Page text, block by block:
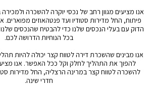
אנו מציעים מגוון רחב של נכסי יוקרה להשכרה ולמכירה
פיתוח, החל מדירות סטודיו ועד פנטהאוזים מפוארים.
הדוק עם בעלי הנכסים שלנו כדי להבטיח שהנכסים שלנו
בכל הנוחיות הדרושה לכם.
אנו מבינים שהשכרת דירה לטווח קצר יכולה להיות תהליך
להפוך את התהליך לחלק וקל ככל האפשר. אנו מציעים
להשכרה לטווח קצר במרינה הרצליה, החל מדירות
חדרי שינה.